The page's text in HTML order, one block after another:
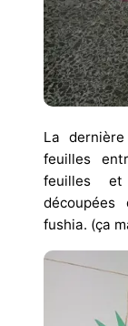
La
feuilles
feuilles
fushia. (ça